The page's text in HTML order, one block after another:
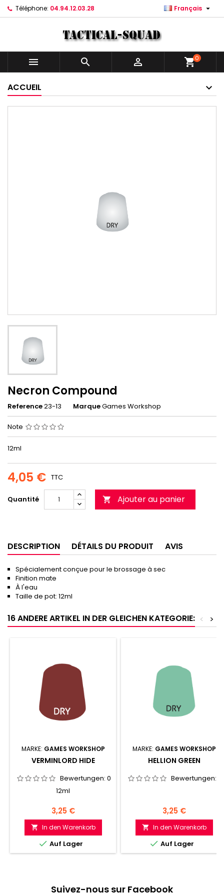
Téléphone: 04.94.12.03.28 Français 
   shopping_cart0
ACCUEIL
Necron Compound
Reference23-13 MarqueGames Workshop
Note
12ml
4,05 € TTC
Quantité  Ajouter au panier
DESCRIPTION DÉTAILS DU PRODUIT AVIS
Spécialement conçue pour le brossage à sec
Finition mate
À l'eau
Taille de pot: 12ml
16 ANDERE ARTIKEL IN DER GLEICHEN KATEGORIE: >
<
MARKE: GAMES WORKSHOP
VERMINLORD HIDE
Bewertungen: 0
12ml
Preis
3,25 €
 In den Warenkorb
 Auf Lager
MARKE: GAMES WORKSHOP
HELLION GREEN
Bewertungen:
Preis
3,25 €
 In den Warenkorb
 Auf Lager
Suivez-nous sur Facebook